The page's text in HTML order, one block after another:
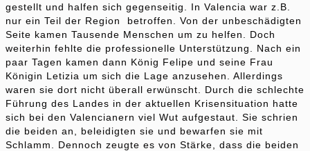
gestellt und halfen sich gegenseitig. In Valencia war z.B.
nur ein Teil der Region betroffen. Von der unbeschädigten
Seite kamen Tausende Menschen um zu helfen. Doch
weiterhin fehlte die professionelle Unterstützung. Nach ein
paar Tagen kamen dann König Felipe und seine Frau
Königin Letizia um sich die Lage anzusehen. Allerdings
waren sie dort nicht überall erwünscht. Durch die schlechte
Führung des Landes in der aktuellen Krisensituation hatte
sich bei den Valencianern viel Wut aufgestaut. Sie schrien
die beiden an, beleidigten sie und bewarfen sie mit
Schlamm. Dennoch zeugte es von Stärke, dass die beiden